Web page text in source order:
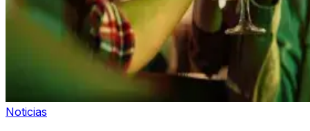
Noticias